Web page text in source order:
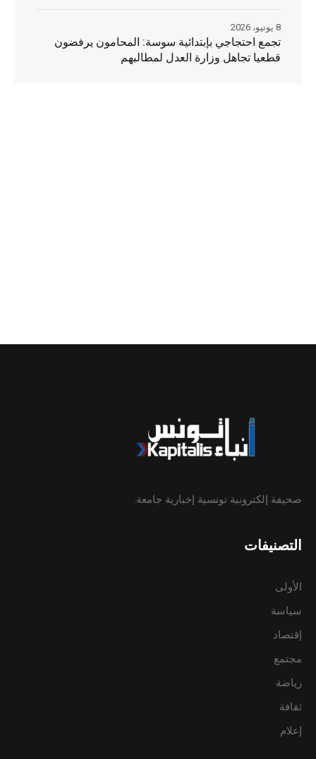
تجمع احتجاجي بإبتدائية سوسة: المحامون يرفضون
قطعيا تجاهل وزارة العدل لمطالبهم
8 يونيو، 2026
صحيفة إلكترونية تونسية إخبارية جامعة.
التصنيفات
الأولى
سياسة
إقتصاد
مجتمع
رياضة
ثقافة
إعلام